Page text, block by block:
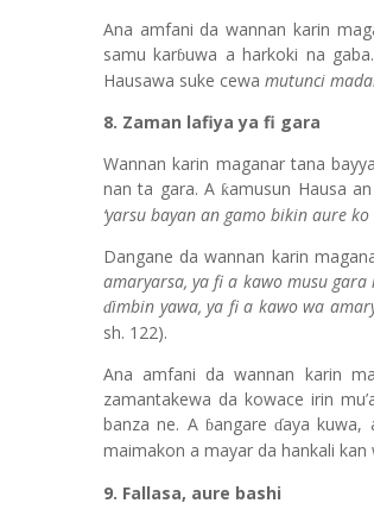
Ana amfani da wannan karin
samu karɓuwa a harkoki na
Hausawa suke cewa mutunci
8. Zaman lafiya ya fi gara
Wannan karin maganar tana
nan ta gara. Aƙamusun Hausa
‘yarsu bayan an gamo bikin aure
Dangane da wannan karin
amaryarsa, ya fi a kawo musu
ɗimbin yawa, ya fi a kawo wa
sh. 122).
Ana amfani da wannan karin
zamantakewa da kowace irin
banza ne. A ɓangareɗaya kuwa,
maimakon a mayar da hankali
9. Fallasa, aure bashi